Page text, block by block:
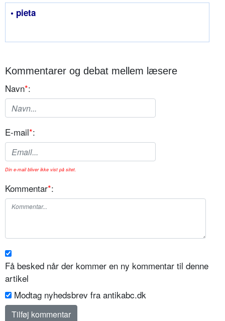
• pieta
Kommentarer og debat mellem læsere
Navn*:
E-mail*:
Din e-mail bliver ikke vist på sitet.
Kommentar*:
Få besked når der kommer en ny kommentar til denne
artikel
Modtag nyhedsbrev fra antikabc.dk